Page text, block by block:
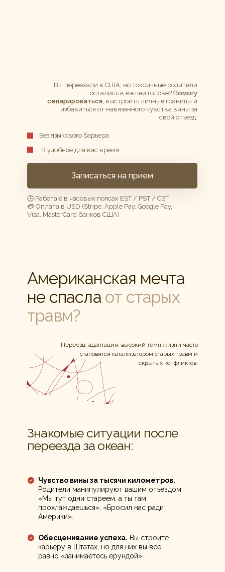
Вы переехали в США, но токсичные родители
остались в вашей голове? Помогу
сепарироваться, выстроить личные границы и
избавиться от навязанного чувства вины за
свой отъезд.
Без языкового барьера
В удобное для вас время
🕒 Работаю в часовых поясах EST / PST / CST
💳 Оплата в USD (Stripe, Apple Pay, Google Pay,
Visa, MasterCard банков США)
Записаться на прием
Американская мечта
не спасла от старых
травм?
Переезд, адаптация, высокий темп жизни часто
становятся катализатором старых травм и
скрытых конфликтов.
Чувство вины за тысячи километров.
Родители манипулируют вашим отъездом:
«Мы тут одни стареем, а ты там
прохлаждаешься», «Бросил нас ради
Америки».
Обесценивание успеха. Вы строите
карьеру в Штатах, но для них вы все
равно «занимаетесь ерундой».
Знакомые ситуации после
переезда за океан: